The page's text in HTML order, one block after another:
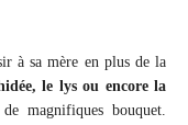
à sa mère en plus de la
le lys ou encore la
magnifiques bouquet.